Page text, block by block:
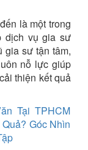
là một trong
dịch vụ gia sư
gia sư tận tâm,
nỗ lực giúp
thiện kết quả
Tại TPHCM
Góc Nhìn